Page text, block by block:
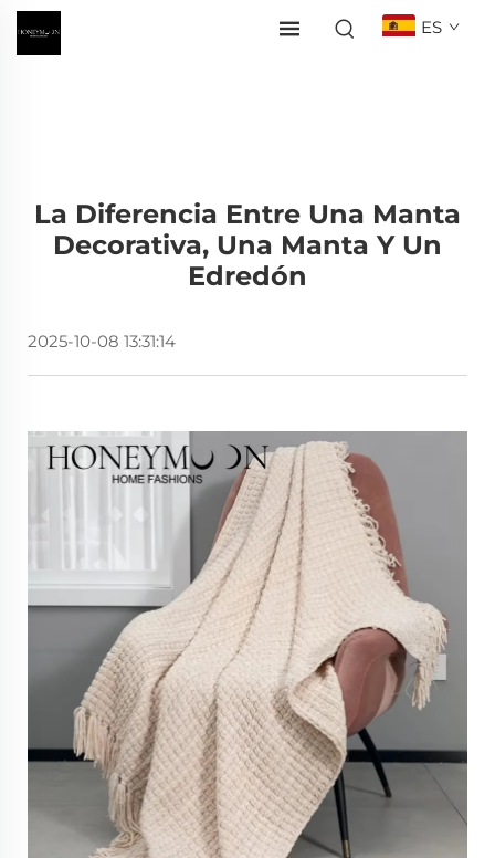
ES
La Diferencia Entre Una Manta
Decorativa, Una Manta Y Un
Edredón
2025-10-08 13:31:14